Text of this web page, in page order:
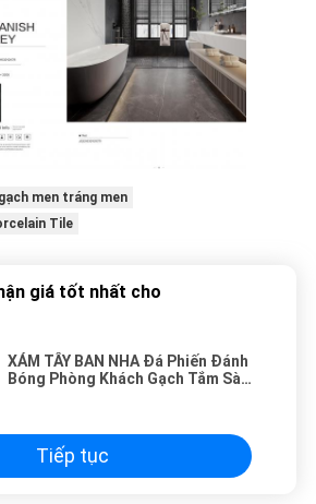
gạch men tráng men
Tile
giá tốt nhất cho
XÁM TÂY BAN NHA Đá Phiến Đánh
Bóng Phòng Khách Gạch Tắm Sàn
Tiếp tục